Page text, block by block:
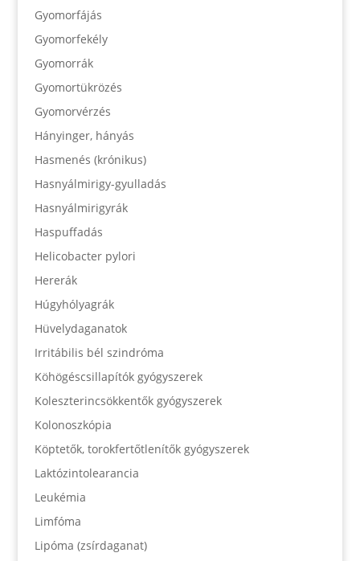
Gyomorfájás
Gyomorfekély
Gyomorrák
Gyomortükrözés
Gyomorvérzés
Hányinger, hányás
Hasmenés (krónikus)
Hasnyálmirigy-gyulladás
Hasnyálmirigyrák
Haspuffadás
Helicobacter pylori
Hererák
Húgyhólyagrák
Hüvelydaganatok
Irritábilis bél szindróma
Köhögéscsillapítók gyógyszerek
Koleszterincsökkentők gyógyszerek
Kolonoszkópia
Köptetők, torokfertőtlenítők gyógyszerek
Laktózintolearancia
Leukémia
Limfóma
Lipóma (zsírdaganat)